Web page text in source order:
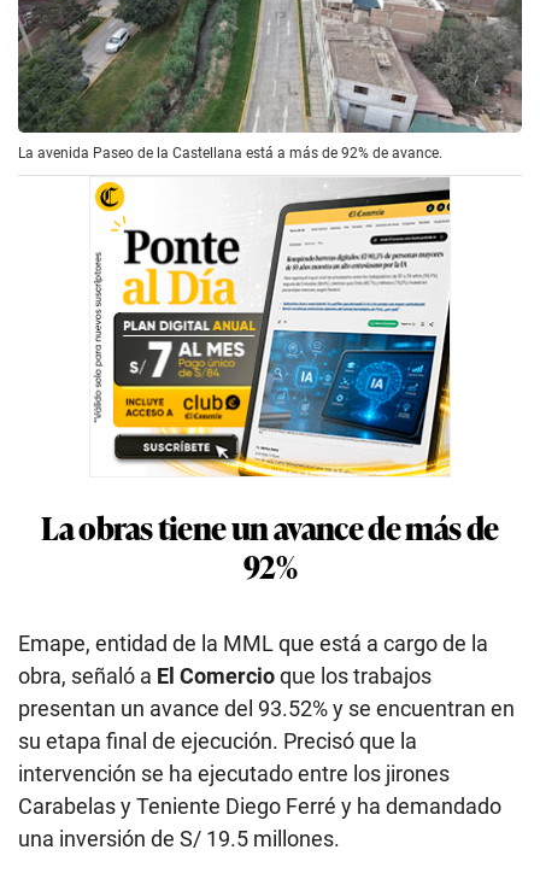
La avenida Paseo de la Castellana está a más de 92% de avance.
La obras tiene un avance de más de
92%
Emape, entidad de la MML que está a cargo de la
obra, señaló a El Comercioque los trabajos
presentan un avance del 93.52% y se encuentran en
su etapa final de ejecución. Precisó que la
intervención se ha ejecutado entre los jirones
Carabelas y Teniente Diego Ferré y ha demandado
una inversión de S/ 19.5 millones.